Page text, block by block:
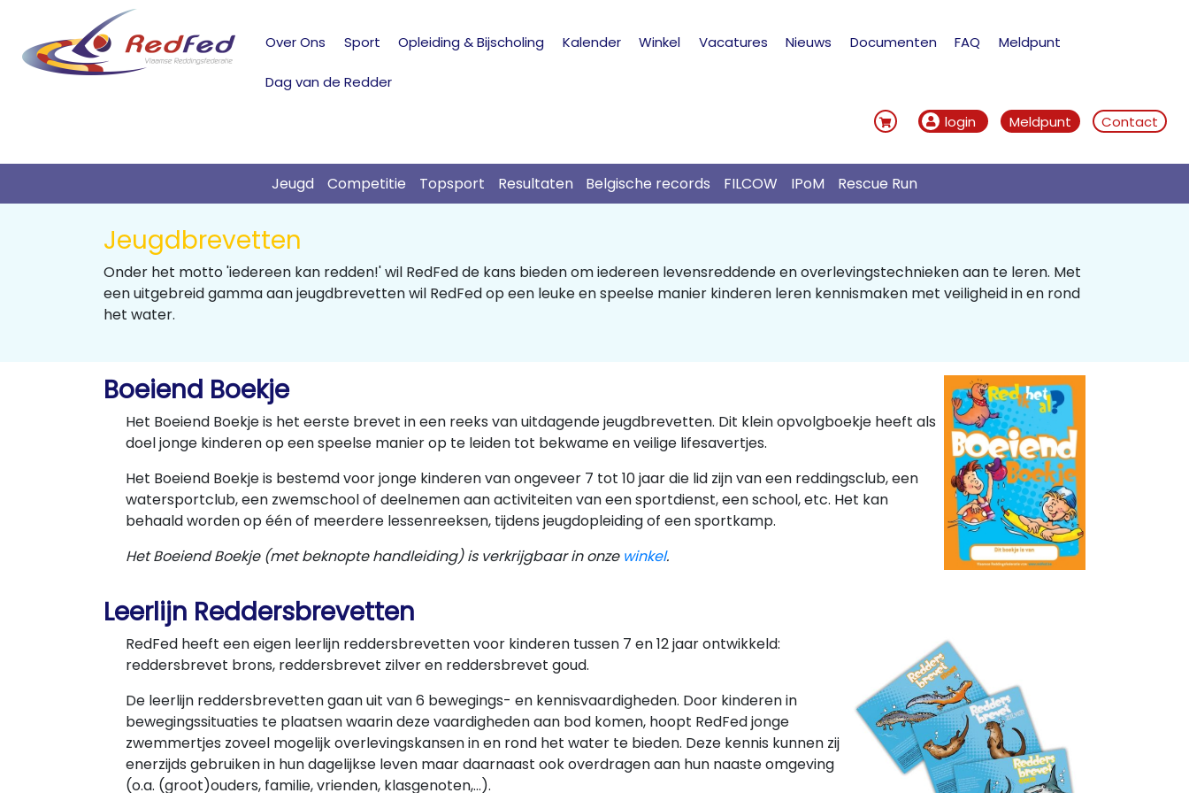
Over Ons Sport Opleiding & Bijscholing Kalender Winkel Vacatures Nieuws Documenten FAQ Meldpunt
Dag van de Redder
login Meldpunt Contact
Jeugd Competitie Topsport Resultaten Belgische records FILCOW IPoM Rescue Run
Jeugdbrevetten
Onder het motto 'iedereen kan redden!' wil RedFed de kans bieden om iedereen levensreddende en overlevingstechnieken aan te leren. Met
een uitgebreid gamma aan jeugdbrevetten wil RedFed op een leuke en speelse manier kinderen leren kennismaken met veiligheid in en rond
het water.
Boeiend Boekje
Het Boeiend Boekje is het eerste brevet in een reeks van uitdagende jeugdbrevetten. Dit klein opvolgboekje heeft als
doel jonge kinderen op een speelse manier op te leiden tot bekwame en veilige lifesavertjes.
Het Boeiend Boekje is bestemd voor jonge kinderen van ongeveer 7 tot 10 jaar die lid zijn van een reddingsclub, een
watersportclub, een zwemschool of deelnemen aan activiteiten van een sportdienst, een school, etc. Het kan
behaald worden op één of meerdere lessenreeksen, tijdens jeugdopleiding of een sportkamp.
Het Boeiend Boekje (met beknopte handleiding) is verkrijgbaar in onze winkel.
Leerlijn Reddersbrevetten
RedFed heeft een eigen leerlijn reddersbrevetten voor kinderen tussen 7 en 12 jaar ontwikkeld:
reddersbrevet brons, reddersbrevet zilver en reddersbrevet goud.
De leerlijn reddersbrevetten gaan uit van 6 bewegings- en kennisvaardigheden. Door kinderen in
bewegingssituaties te plaatsen waarin deze vaardigheden aan bod komen, hoopt RedFed jonge
zwemmertjes zoveel mogelijk overlevingskansen in en rond het water te bieden. Deze kennis kunnen zij
enerzijds gebruiken in hun dagelijkse leven maar daarnaast ook overdragen aan hun naaste omgeving
(o.a. (groot)ouders, familie, vrienden, klasgenoten,…).